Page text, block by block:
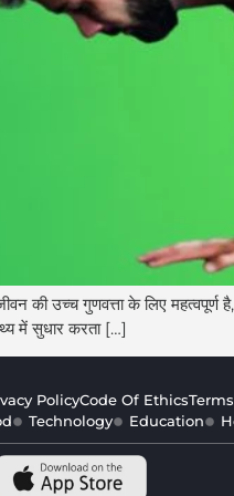
उच्च गुणवत्ता के लिए महत्वपूर्ण है,
में सुधार करता […]
PolicyCode Of Ethics
Technology Education